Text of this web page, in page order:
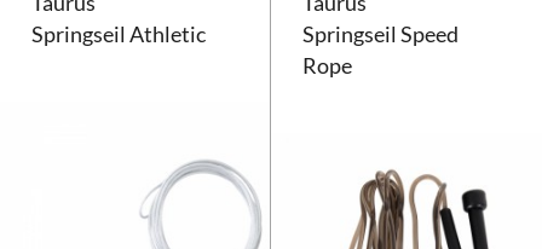
Springseil Athletic
Springseil Speed
Rope